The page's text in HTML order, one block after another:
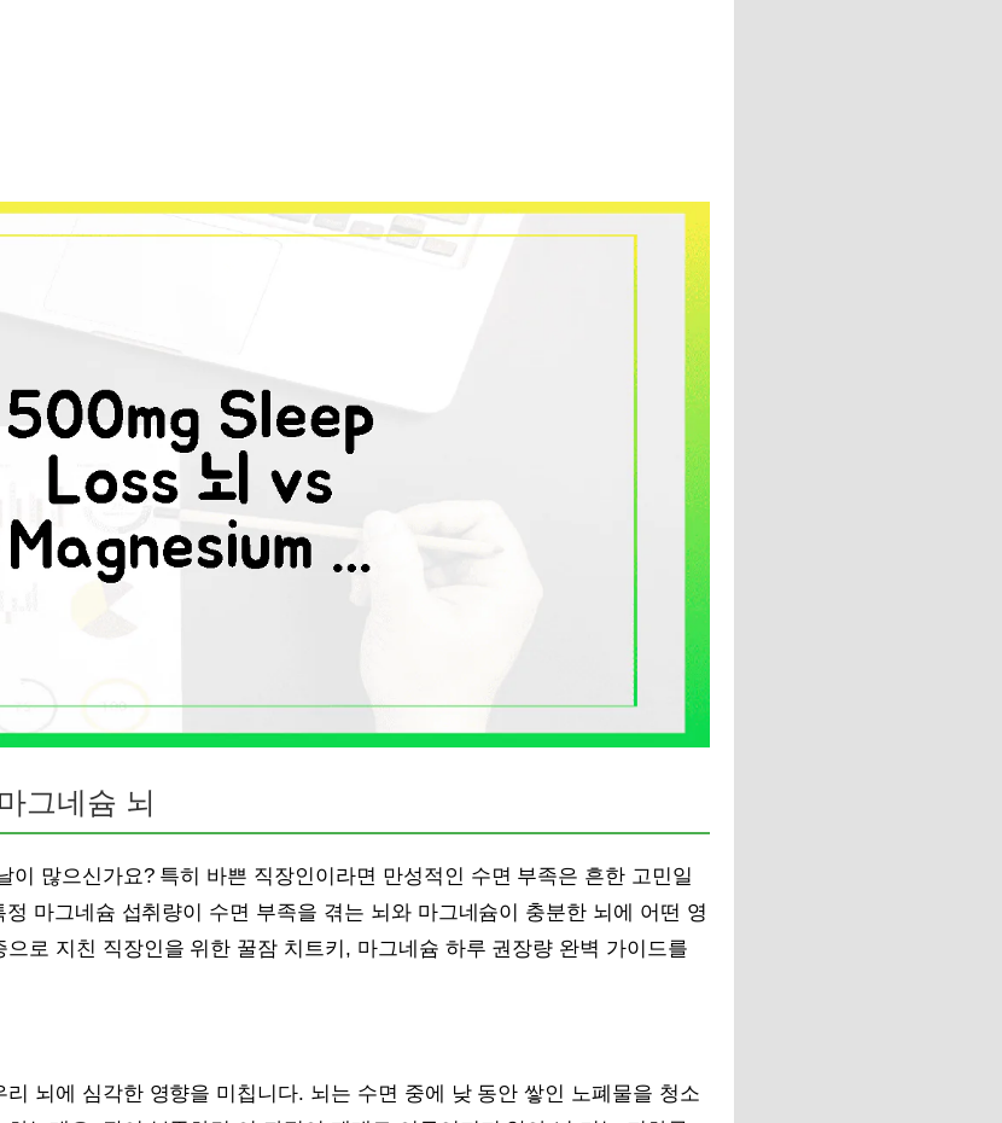
그네슘 뇌
이 많으신가요? 특히 바쁜 직장인이라면 만성적인 수면 부족은 흔한 고민일
마그네슘 섭취량이 수면 부족을 겪는 뇌와 마그네슘이 충분한 뇌에 어떤 영
로 지친 직장인을 위한 꿀잠 치트키, 마그네슘 하루 권장량 완벽 가이드를
뇌에 심각한 영향을 미칩니다. 뇌는 수면 중에 낮 동안 쌓인 노폐물을 청소